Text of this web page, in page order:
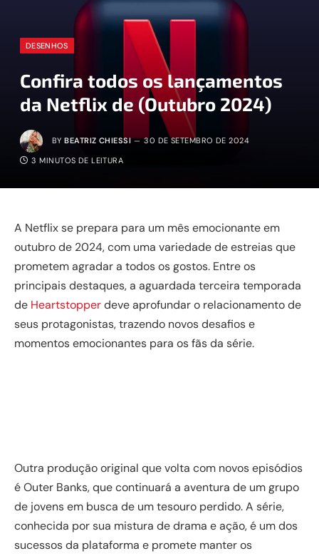
DESENHOS
Confira todos os lançamentos
da Netflix de (Outubro 2024)
BY BEATRIZ CHIESSI 30 DE SETEMBRO DE 2024
3 MINUTOS DE LEITURA
A Netflix se prepara para um mês emocionante em
outubro de 2024, com uma variedade de estreias que
prometem agradar a todos os gostos. Entre os
principais destaques, a aguardada terceira temporada
de Heartstopperdeve aprofundar o relacionamento de
seus protagonistas, trazendo novos desafios e
momentos emocionantes para os fãs da série.
Outra produção original que volta com novos episódios
é Outer Banks, que continuará a aventura de um grupo
de jovens em busca de um tesouro perdido. A série,
conhecida por sua mistura de drama e ação, é um dos
sucessos da plataforma e promete manter os